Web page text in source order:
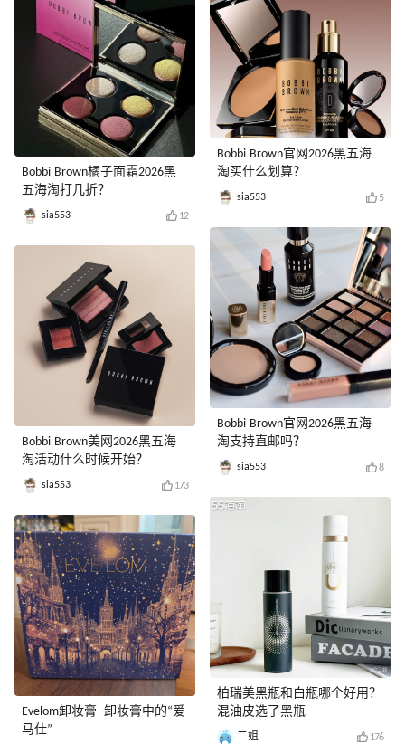
Bobbi Brown橘子面霜2026黑
五海淘打几折？
sia553 12
Bobbi Brown美网2026黑五海
淘活动什么时候开始？
sia553 173
Evelom卸妆膏--卸妆膏中的“爱
马仕”
Bobbi Brown官网2026黑五海
淘买什么划算？
sia553 5
Bobbi Brown官网2026黑五海
淘支持直邮吗？
sia553 8
柏瑞美黑瓶和白瓶哪个好用？
混油皮选了黑瓶
二姐 176